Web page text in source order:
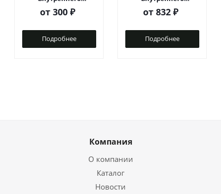
монтажа
от 300 ₽
Подробнее
монтажа
от 832 ₽
Подробнее
Компания
О компании
Каталог
Новости